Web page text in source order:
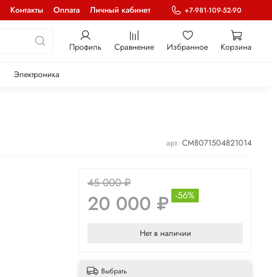
Контакты Оплата Личный кабинет +7-981-109-52-90
Профиль Сравнение Избранное Корзина
Электроника
арт. CM8071504821014
45 000 ₽
20 000 ₽ -56%
Нет в наличии
Выбрать